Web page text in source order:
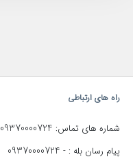
راه های ارتباطی
شماره های تماس: 09370000724
پیام رسان بله : - 09370000724